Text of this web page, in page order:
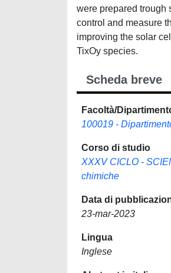
were prepared trough
control and measure
improving the solar
TixOy species.
Scheda breve
Facoltà/
100019 -
Corso di studio
XXXV CICLO -
chimiche
Data di
23-mar-2023
Lingua
Inglese